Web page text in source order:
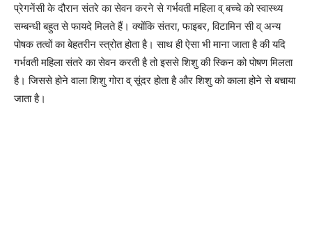
प्रेगनेंसी के दौरान संतरे का सेवन करने से गर्भवती महिला व् बच्चे को स्वास्थ्य
सम्बन्धी बहुत से फायदे मिलते हैं। क्योंकि संतरा, फाइबर, विटामिन सी व् अन्य
पोषक तत्वों का बेहतरीन स्त्रोत होता है। साथ ही ऐसा भी माना जाता है की यदि
गर्भवती महिला संतरे का सेवन करती है तो इससे शिशु की स्किन को पोषण मिलता
है। जिससे होने वाला शिशु गोरा व् सूंदर होता है और शिशु को काला होने से बचाया
जाता है।